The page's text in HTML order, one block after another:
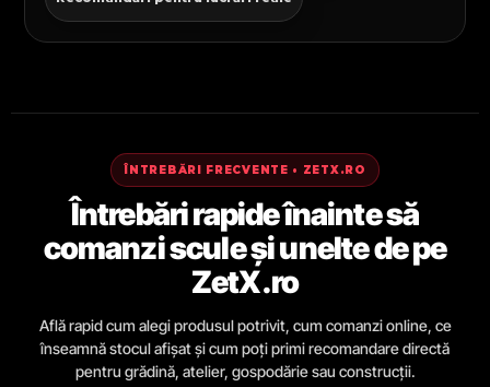
ÎNTREBĂRI FRECVENTE • ZETX.RO
Întrebări rapide înainte să
comanzi scule și unelte de pe
ZetX.ro
Află rapid cum alegi produsul potrivit, cum comanzi online, ce
înseamnă stocul afișat și cum poți primi recomandare directă
pentru grădină, atelier, gospodărie sau construcții.